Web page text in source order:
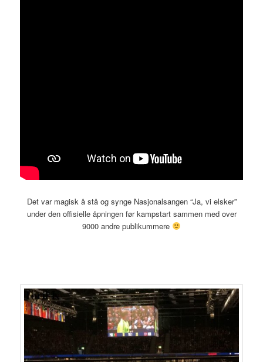
Det var magisk å stå og synge Nasjonalsangen “Ja, vi elsker”
under den offisielle åpningen før kampstart sammen med over
9000 andre publikummere